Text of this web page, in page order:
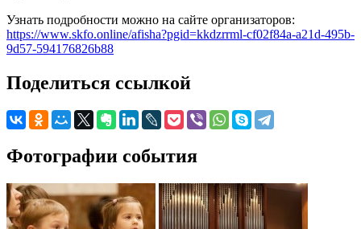
Узнать подробности можно на сайте организаторов:
https://www.skfo.online/afisha?pgid=kkdzrrml-cf02f84a-a21d-495b-
9d57-594176826b88
Поделиться ссылкой
Фотографии события